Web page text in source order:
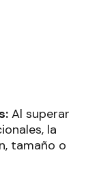
Al superar
la
tamaño o